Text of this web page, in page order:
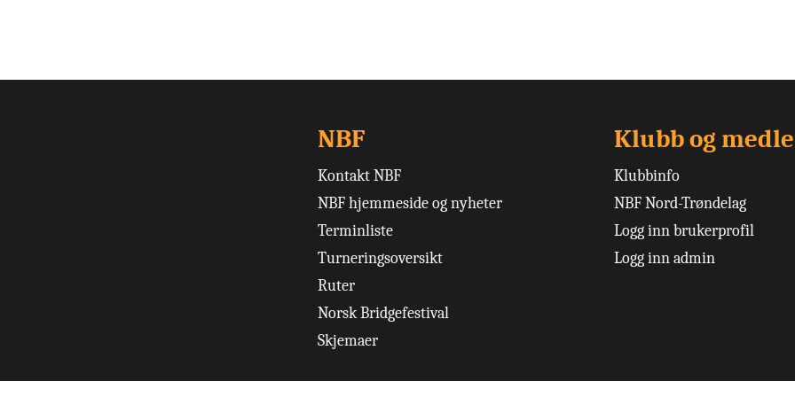
NBF
Kontakt NBF
NBF hjemmeside og nyheter
Terminliste
Turneringsoversikt
Ruter
Norsk Bridgefestival
Skjemaer
Klubb og
Klubbinfo
NBF Nord-Trøndelag
Logg inn brukerprofil
Logg inn admin